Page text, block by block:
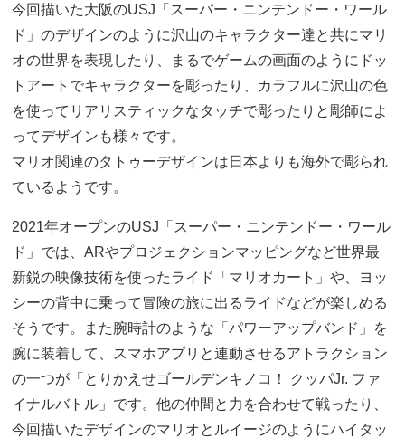
今回描いた大阪のUSJ「スーパー・ニンテンドー・ワール
ド」のデザインのように沢山のキャラクター達と共にマリ
オの世界を表現したり、まるでゲームの画面のようにドッ
トアートでキャラクターを彫ったり、カラフルに沢山の色
を使ってリアリスティックなタッチで彫ったりと彫師によ
ってデザインも様々です。
マリオ関連のタトゥーデザインは日本よりも海外で彫られ
ているようです。
2021年オープンのUSJ「スーパー・ニンテンドー・ワール
ド」では、ARやプロジェクションマッピングなど世界最
新鋭の映像技術を使ったライド「マリオカート」や、ヨッ
シーの背中に乗って冒険の旅に出るライドなどが楽しめる
そうです。また腕時計のような「パワーアップバンド」を
腕に装着して、スマホアプリと連動させるアトラクション
の一つが「とりかえせゴールデンキノコ！ クッパJr. ファ
イナルバトル」です。他の仲間と力を合わせて戦ったり、
今回描いたデザインのマリオとルイージのようにハイタッ